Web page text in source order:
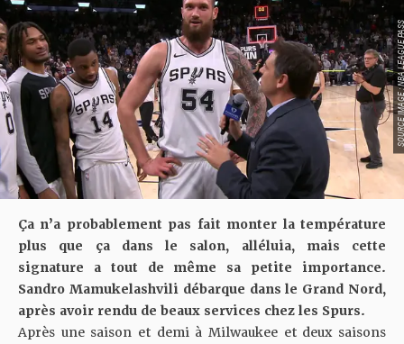
SOURCE
Ça n’a probablement pas fait monter la température
plus que ça dans le salon, alléluia, mais cette
signature a tout de même sa petite importance.
Sandro Mamukelashvili débarque dans le Grand Nord,
après avoir rendu de beaux services chez les Spurs.
Après une saison et demi à Milwaukee et deux saisons